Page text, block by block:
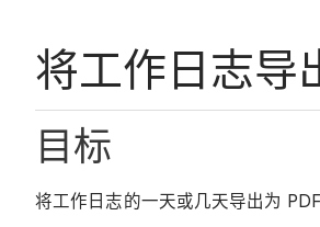
将工作日志导
目标
将工作日志的一天或几天导出为